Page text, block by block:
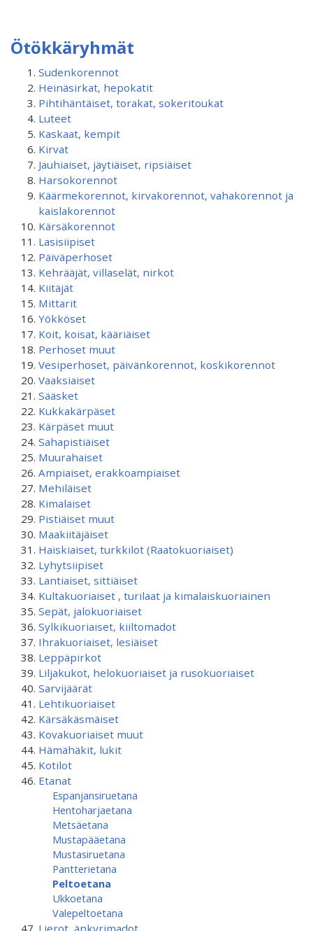
Ötökkäryhmät
Sudenkorennot
Heinäsirkat, hepokatit
Pihtihäntäiset, torakat, sokeritoukat
Luteet
Kaskaat, kempit
Kirvat
Jauhiaiset, jäytiäiset, ripsiäiset
Harsokorennot
Käärmekorennot, kirvakorennot, vahakorennot ja
kaislakorennot
Kärsäkorennot
Lasisiipiset
Päiväperhoset
Kehrääjät, villaselät, nirkot
Kiitäjät
Mittarit
Yökköset
Koit, koisat, kääriäiset
Perhoset muut
Vesiperhoset, päivänkorennot, koskikorennot
Vaaksiaiset
Sääsket
Kukkakärpäset
Kärpäset muut
Sahapistiäiset
Muurahaiset
Ampiaiset, erakkoampiaiset
Mehiläiset
Kimalaiset
Pistiäiset muut
Maakiitäjäiset
Haiskiaiset, turkkilot (Raatokuoriaiset)
Lyhytsiipiset
Lantiaiset, sittiäiset
Kultakuoriaiset , turilaat ja kimalaiskuoriainen
Sepät, jalokuoriaiset
Sylkikuoriaiset, kiiltomadot
Ihrakuoriaiset, lesiäiset
Leppäpirkot
Liljakukot, helokuoriaiset ja rusokuoriaiset
Sarvijäärät
Lehtikuoriaiset
Kärsäkäsmäiset
Kovakuoriaiset muut
Hämähäkit, lukit
Kotilot
Etanat
Espanjansiruetana
Hentoharjaetana
Metsäetana
Mustapääetana
Mustasiruetana
Pantterietana
Peltoetana
Ukkoetana
Valepeltoetana
Lierot, änkyrimadot